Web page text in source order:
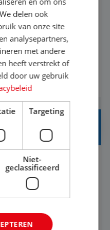
leukste dat er is. Of
een ander: jij vindt
van A tot Z te
ervaring leren onze
plekjes op
vragen ...
Baan
of
je klaar voor de
delen ook
van onze site
analysepartners,
met andere
heeft verstrekt of
door uw gebruik
Targeting
Niet-
geclassificeerd